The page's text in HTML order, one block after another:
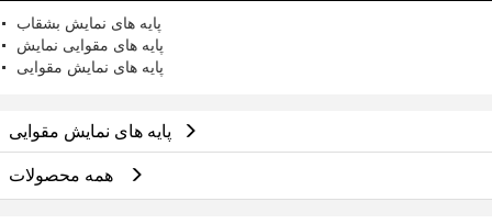
پایه های نمایش بشقاب
پایه های مقوایی نمایش
پایه های نمایش مقوایی
پایه های نمایش مقوایی